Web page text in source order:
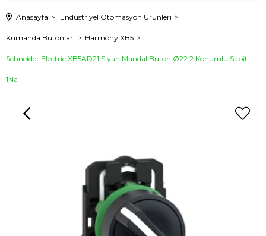
Anasayfa Endüstriyel Otomasyon Ürünleri
Kumanda Butonları Harmony XB5
Schneider Electric XB5AD21 Siyah Mandal Buton Ø22 2 Konumlu Sabit
1Na